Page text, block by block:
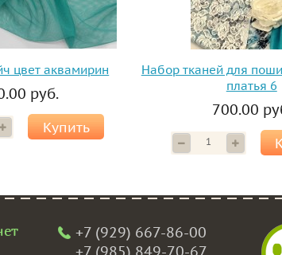
цвет аквамирин
руб.
Купить
Набор тканей для
платья 6
700.00
+7 (929) 667-86-00